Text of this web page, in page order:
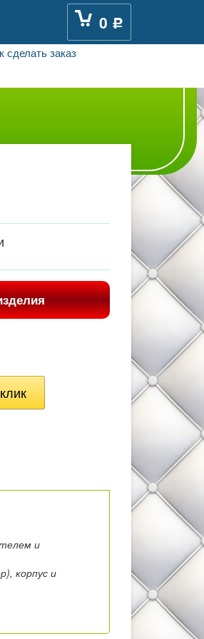
0 Р
сделать заказ
и
корпус и